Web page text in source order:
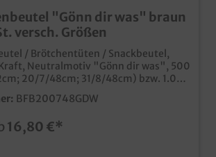
"Gönn dir was" braun
versch. Größen
/ Brötchentüten / Snackbeutel,
Neutralmotiv "Gönn dir was", 500
20/7/48cm; 31/8/48cm) bzw. 1.000
14/6/28cm; 16/6/36cm),
gemäß Auswahl praktische
praktische
BFB200748GDW
16,80 €*